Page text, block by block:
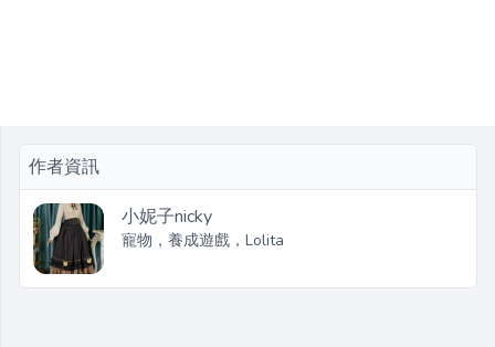
作者資訊
小妮子nicky
寵物，養成遊戲，Lolita